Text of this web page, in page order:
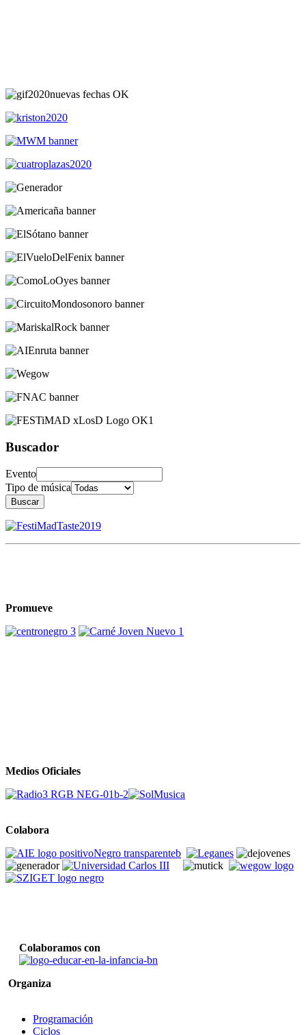
Buscador
Evento
Tipo de música
Buscar
Promueve
Medios Oficiales
Colabora
Colaboramos con
Organiza
Programación
Ciclos